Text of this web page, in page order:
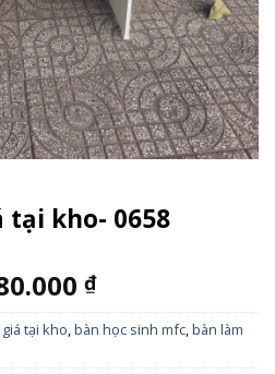
tại kho- 0658
₫
tại kho,bàn học sinh mfc,bàn làm